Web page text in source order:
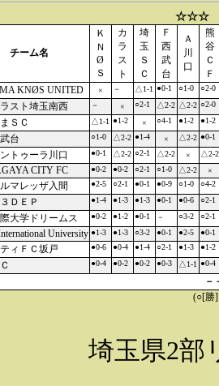
☆☆☆
チーム名
Ｋ
Ｎ
Ø
Ｓ
カ
ラ
ス
ト
埼
玉
Ｓ
Ｃ
Ｆ
西
武
台
Ａ
川
口
熊
谷
Ｃ
Ｆ
KNØS UNITED × － △1-1 ●0-1 ○1-0 ○2-0
スト埼玉南西 － × ○2-1 △2-2 △2-2 ○2-0
ＳＣ △1-1 ●1-2 × ○4-1 ●1-2 ●1-2
台 ○1-0 △2-2 ●1-4 × △2-2 ●0-1
トゥーラ川口 ●0-1 △2-2 ○2-1 △2-2 × △2-2
CITY FC ●0-2 ●0-2 ○2-1 ○1-0 △2-2 ×
マレッザ入間 ●2-5 ○2-1 ●0-1 ●0-9 ○1-0 ○4-2
ＤＥＰ ●1-4 ●1-3 ●1-3 ●0-1 ●0-6 ○2-1
大学ドリームス ●0-2 ●1-2 ●0-1 － ○3-2 ○2-1
University ●1-3 ●1-3 ○3-2 ●0-1 ●2-5 ●0-1
ィＦＣ坂戸 ●0-6 ●0-4 ●1-4 ○2-1 ●1-3 ●1-2
●0-4 ●0-2 ●0-2 ●0-3 △1-1 ●0-4
－
(○[勝
埼玉県2部